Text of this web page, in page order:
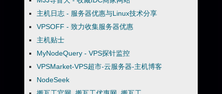
主机日志 - 服务器优惠与Linux技术分享
VPSOFF - 致力收集服务器优惠
主机贴士
MyNodeQuery - VPS探针监控
VPSMarket-VPS超市-云服务器-主机博客
NodeSeek